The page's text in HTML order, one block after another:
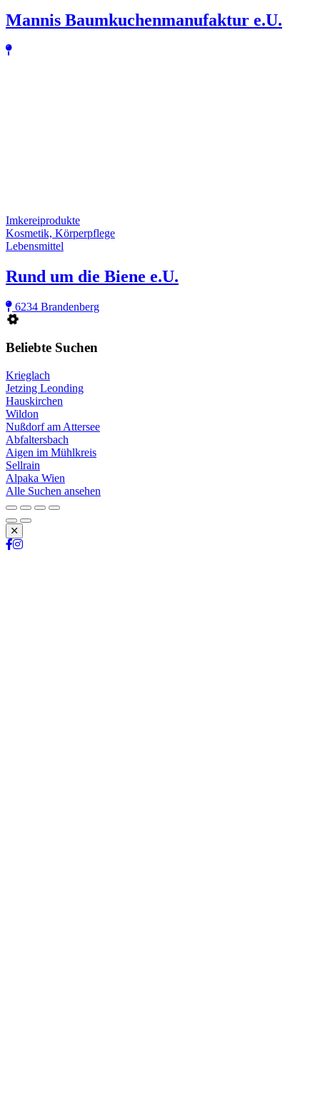
Mannis Baumkuchenmanufaktur e.U.
Imkereiprodukte
Kosmetik, Körperpflege
Lebensmittel
Rund um die Biene e.U.
6234 Brandenberg
Beliebte Suchen
Krieglach
Jetzing Leonding
Hauskirchen
Wildon
Nußdorf am Attersee
Abfaltersbach
Aigen im Mühlkreis
Sellrain
Alpaka Wien
Alle Suchen ansehen
Schließen